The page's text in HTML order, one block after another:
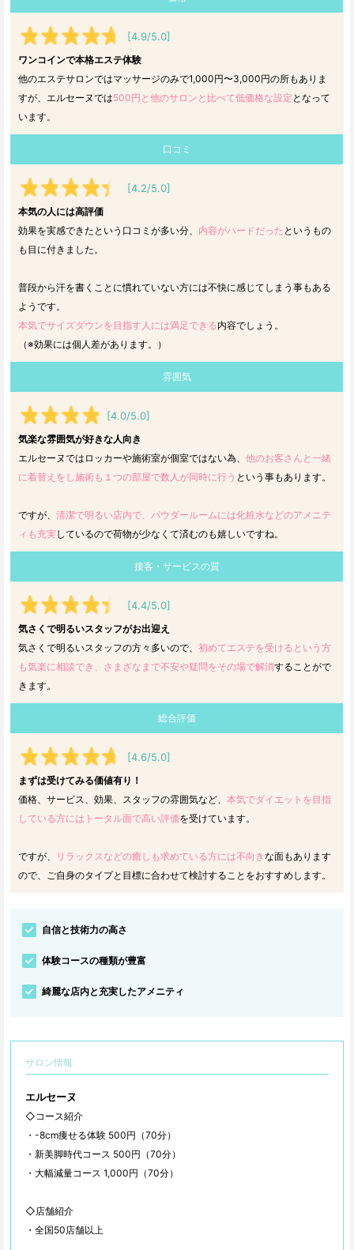
[4.9/5.0]
ワンコインで本格エステ体験
他のエステサロンではマッサージのみで1,000円〜3,000円の所もありま
すが、エルセーヌでは500円と他のサロンと比べて低価格な設定 となって
います。
口コミ
[4.2/5.0]
本気の人には高評価
効果を実感できたという口コミが多い分、 内容がハードだった というもの
も目に付きました。
普段から汗を書くことに慣れていない方には不快に感じてしまう事もある
ようです。
本気でサイズダウンを目指す人には満足できる内容でしょう。
（※効果には個人差があります。）
雰囲気
[4.0/5.0]
気楽な雰囲気が好きな人向き
エルセーヌではロッカーや施術室が個室ではない為、 他のお客さんと一緒
に着替えをし施術も１つの部屋で数人が同時に行う という事もあります。
ですが、 清潔で明るい店内で、パウダールームには化粧水などのアメニテ
ィも充実しているので荷物が少なくて済むのも嬉しいですね。
接客・サービスの質
[4.4/5.0]
気さくで明るいスタッフがお出迎え
気さくで明るいスタッフの方々多いので、 初めてエステを受けるという方
も気楽に相談でき、さまざなまで不安や疑問をその場で解消することがで
きます。
総合評価
[4.6/5.0]
まずは受けてみる価値有り！
価格、サービス、効果、スタッフの雰囲気など、 本気でダイエットを目指
している方にはトータル面で高い評価を受けています。
ですが、 リラックスなどの癒しも求めている方には不向きな面もあります
ので、ご自身のタイプと目標に合わせて検討することをおすすめします。
自信と技術力の高さ
体験コースの種類が豊富
綺麗な店内と充実したアメニティ
サロン情報
エルセーヌ
◇コース紹介
・-8cm痩せる体験 500円（70分）
・新美脚時代コース 500円（70分）
・大幅減量コース 1,000円（70分）
◇店舗紹介
・全国50店舗以上